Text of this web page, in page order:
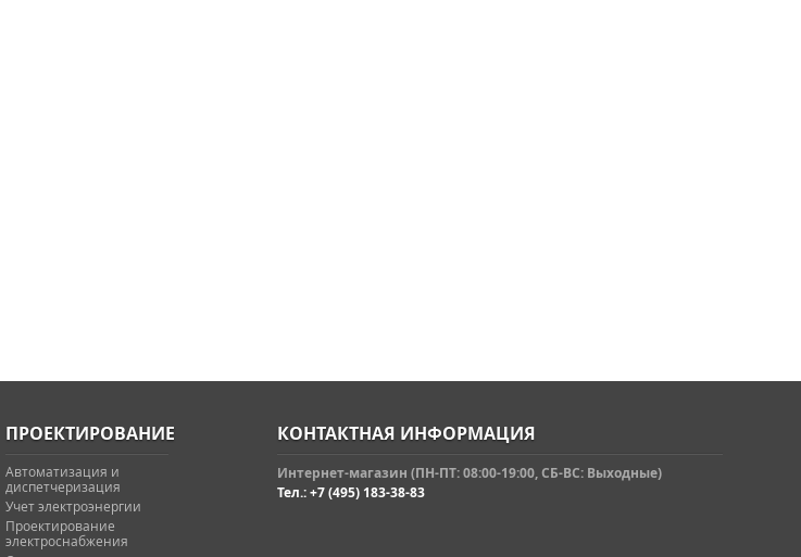
ПРОЕКТИРОВАНИЕ
Автоматизация и
диспетчеризация
Учет электроэнергии
Проектирование
электроснабжения
КОНТАКТНАЯ ИНФОРМАЦИЯ
Интернет-магазин (ПН-ПТ: 08:00-19:00, СБ-ВС: Выходные)
Тел.: +7 (495) 183-38-83